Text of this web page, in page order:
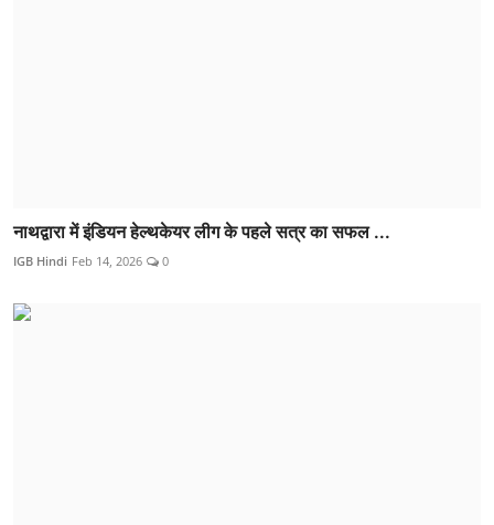
नाथद्वारा में इंडियन हेल्थकेयर लीग के पहले सत्र का सफल ...
IGB Hindi Feb 14, 2026 0